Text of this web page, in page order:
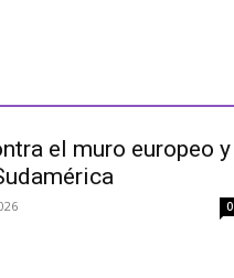
el muro europeo y
0